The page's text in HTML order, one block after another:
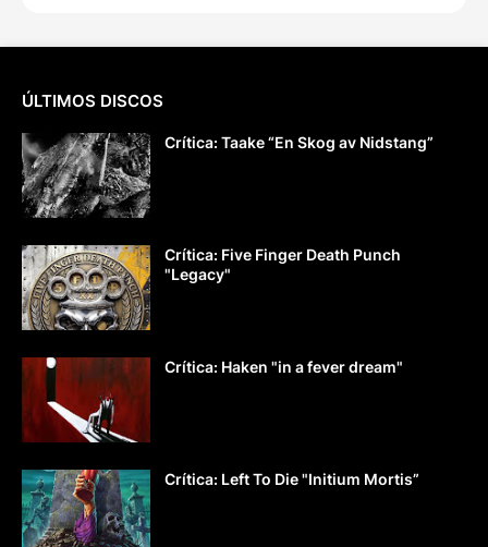
ÚLTIMOS DISCOS
Crítica: Taake “En Skog av Nidstang”
Crítica: Five Finger Death Punch
"Legacy"
Crítica: Haken "in a fever dream"
Crítica: Left To Die "Initium Mortis”